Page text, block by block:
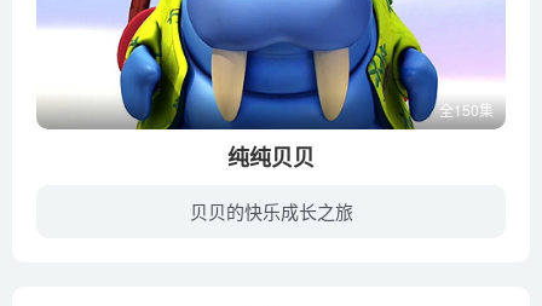
全150集
纯纯贝贝
贝贝的快乐成长之旅